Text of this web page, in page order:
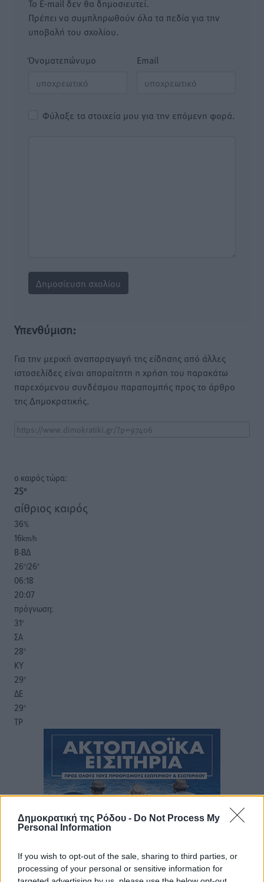
Δημοκρατική της Ρόδου - Do Not Process My
Personal Information
If you wish to opt-out of the sale, sharing to third parties, or
processing of your personal or sensitive information for
Το E-mail δεν θα δημοσιευτεί.
Πρέπει να συμπληρωθούν όλα τα πεδία για την
υποβολή του σχολίου.
Όνοματεπώνυμο Email
Φύλαξε τα στοιχεία μου για την επόμενη φορά.
Υπενθύμιση:
Για την μερική αναπαραγωγή της είδησης από άλλες
ιστοσελίδες είναι απαραίτητη η χρήση του παρακάτω
παρεχόμενου συνδέσμου παραπομπής προς το άρθρο
της Δημοκρατικής.
o καιρός τώρα:
25°
αίθριος καιρός
36%
16km/h
Β-ΒΔ
26°/26°
06:18
20:07
πρόγνωση:
31°
ΣΑ
28°
ΚΥ
29°
ΔΕ
29°
ΤΡ